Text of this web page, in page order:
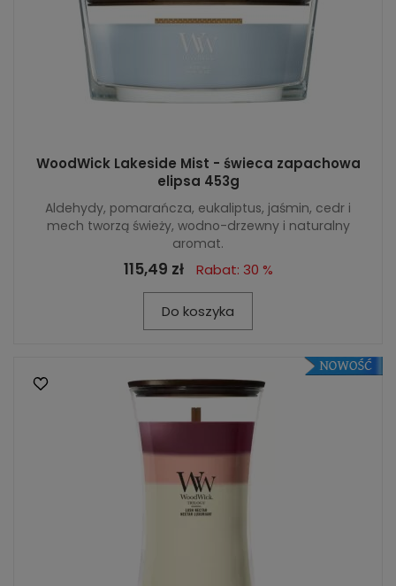
WoodWick Lakeside Mist - świeca zapachowa
elipsa 453g
Aldehydy, pomarańcza, eukaliptus, jaśmin, cedr i
mech tworzą świeży, wodno-drzewny i naturalny
aromat.
115,49 zł Rabat: 30 %
Do koszyka